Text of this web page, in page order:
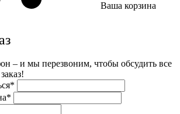
Ваша корзина
– и мы перезвоним, чтобы обсудить все